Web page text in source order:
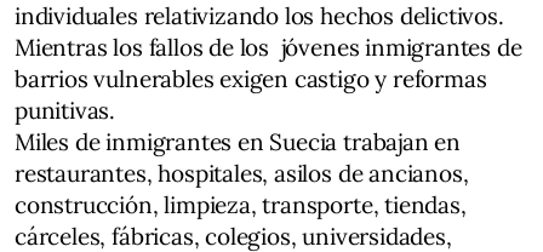
individuales relativizando los hechos delictivos.
Mientras los fallos de los jóvenes inmigrantes de
barrios vulnerables exigen castigo y reformas
punitivas.
Miles de inmigrantes en Suecia trabajan en
restaurantes, hospitales, asilos de ancianos,
construcción, limpieza, transporte, tiendas,
cárceles, fábricas, colegios, universidades,